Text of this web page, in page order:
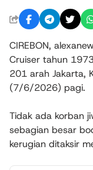
CIREBON,
Cruiser tahun
201 arah Jakarta,
(7/6/2026) pagi.
Tidak ada korban
sebagian besar
kerugian ditaksir